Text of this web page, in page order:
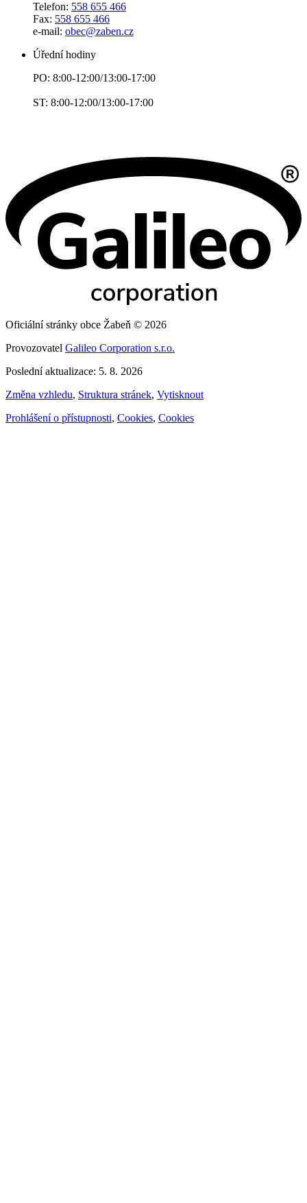
Telefon: 558 655 466
Fax: 558 655 466
e-mail: obec@zaben.cz
Úřední hodiny
PO: 8:00-12:00/13:00-17:00
ST: 8:00-12:00/13:00-17:00
Oficiální stránky obce Žabeň © 2026
Provozovatel Galileo Corporation s.r.o.
Poslední aktualizace: 5. 8. 2026
Změna vzhledu, Struktura stránek, Vytisknout
Prohlášení o přístupnosti, Cookies, Cookies